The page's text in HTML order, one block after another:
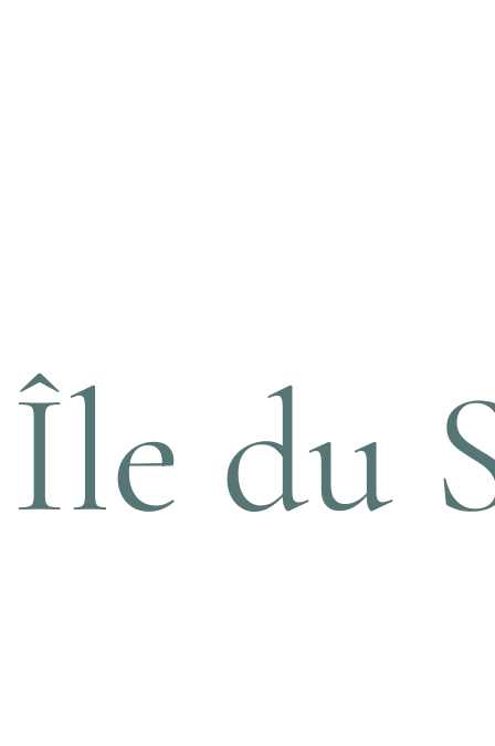
Île du